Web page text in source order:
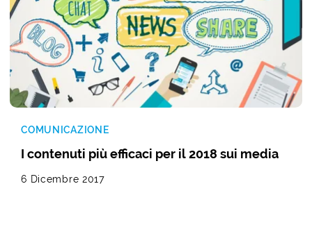
COMUNICAZIONE
I contenuti più efficaci per il 2018 sui media
6 Dicembre 2017